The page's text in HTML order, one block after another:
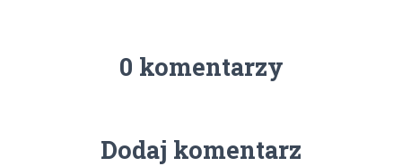
0 komentarzy
Dodaj komentarz